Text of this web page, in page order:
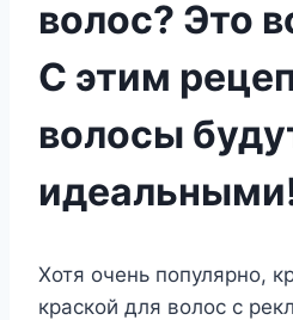
волос? Это
С этим
волосы
Хотя очень популярно,
краской для волос с